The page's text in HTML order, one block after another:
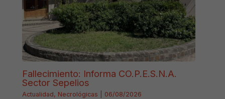
Fallecimiento: Informa CO.P.E.S.N.A.
Sector Sepelios
Actualidad, Necrológicas 06/08/2026